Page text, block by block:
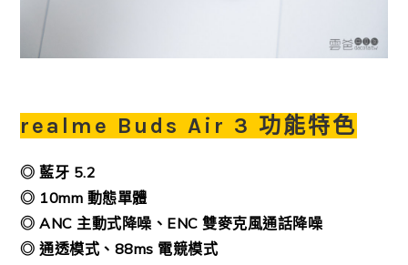
realme Buds Air 3 功能特色
◎ 藍牙 5.2
◎ 10mm 動態單體
◎ ANC 主動式降噪、ENC 雙麥克風通話降噪
◎ 通透模式、88ms 電競模式